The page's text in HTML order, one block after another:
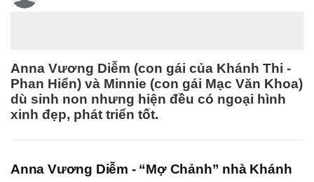
Anna Vương Diễm (con gái của Khánh Thi -
Phan Hiển) và Minnie (con gái Mạc Văn Khoa)
dù sinh non nhưng hiện đều có ngoại hình
xinh đẹp, phát triển tốt.
Anna Vương Diễm - “Mợ Chảnh” nhà Khánh